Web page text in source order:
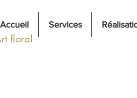
Accueil Services
floral